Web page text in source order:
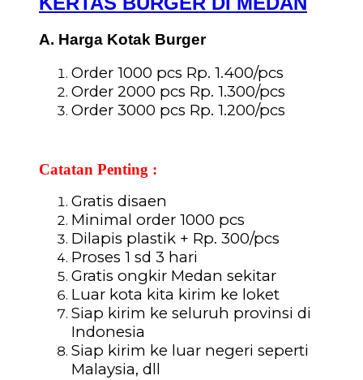
A. Harga Kotak Burger
Order 1000 pcs Rp. 1.400/pcs
Order 2000 pcs Rp. 1.300/pcs
Order 3000 pcs Rp. 1.200/pcs
Catatan Penting :
Gratis disaen
Minimal order 1000 pcs
Dilapis plastik + Rp. 300/pcs
Proses 1 sd 3 hari
Gratis ongkir Medan sekitar
Luar kota kita kirim ke loket
Siap kirim ke seluruh provinsi di
Indonesia
Siap kirim ke luar negeri seperti
Malaysia, dll